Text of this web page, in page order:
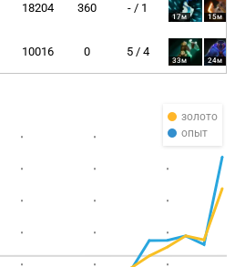
18204 360 - / 1
17м 15м
10016 0 5 / 4
33м 24м
золото
опыт